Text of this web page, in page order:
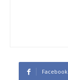
Facebook